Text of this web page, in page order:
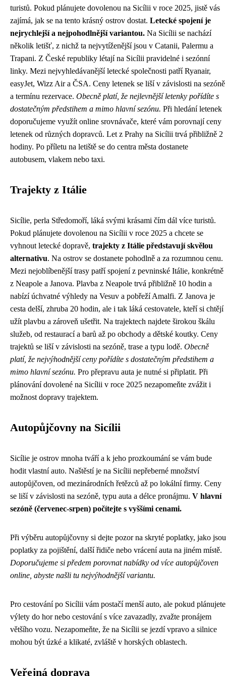
turistů. Pokud plánujete dovolenou na Sicílii v roce 2025, jistě vás
zajímá, jak se na tento krásný ostrov dostat. Letecké spojení je
nejrychlejší a nejpohodlnější variantou. Na Sicílii se nachází
několik letišť, z nichž ta nejvytíženější jsou v Catanii, Palermu a
Trapani. Z České republiky létají na Sicílii pravidelné i sezónní
linky. Mezi nejvyhledávanější letecké společnosti patří Ryanair,
easyJet, Wizz Air a ČSA. Ceny letenek se liší v závislosti na sezóně
a termínu rezervace. Obecně platí, že nejlevnější letenky pořídíte s
dostatečným předstihem a mimo hlavní sezónu. Při hledání letenek
doporučujeme využít online srovnávače, které vám porovnají ceny
letenek od různých dopravců. Let z Prahy na Sicílii trvá přibližně 2
hodiny. Po příletu na letiště se do centra města dostanete
autobusem, vlakem nebo taxi.
Trajekty z Itálie
Sicílie, perla Středomoří, láká svými krásami čím dál více turistů.
Pokud plánujete dovolenou na Sicílii v roce 2025 a chcete se
vyhnout letecké dopravě, trajekty z Itálie představují skvělou
alternativu. Na ostrov se dostanete pohodlně a za rozumnou cenu.
Mezi nejoblíbenější trasy patří spojení z pevninské Itálie, konkrétně
z Neapole a Janova. Plavba z Neapole trvá přibližně 10 hodin a
nabízí úchvatné výhledy na Vesuv a pobřeží Amalfi. Z Janova je
cesta delší, zhruba 20 hodin, ale i tak láká cestovatele, kteří si chtějí
užít plavbu a zároveň ušetřit. Na trajektech najdete širokou škálu
služeb, od restaurací a barů až po obchody a dětské koutky. Ceny
trajektů se liší v závislosti na sezóně, trase a typu lodě. Obecně
platí, že nejvýhodnější ceny pořídíte s dostatečným předstihem a
mimo hlavní sezónu. Pro přepravu auta je nutné si připlatit. Při
plánování dovolené na Sicílii v roce 2025 nezapomeňte zvážit i
možnost dopravy trajektem.
Autopůjčovny na Sicílii
Sicílie je ostrov mnoha tváří a k jeho prozkoumání se vám bude
hodit vlastní auto. Naštěstí je na Sicílii nepřeberné množství
autopůjčoven, od mezinárodních řetězců až po lokální firmy. Ceny
se liší v závislosti na sezóně, typu auta a délce pronájmu. V hlavní
sezóně (červenec-srpen) počítejte s vyššími cenami.
Při výběru autopůjčovny si dejte pozor na skryté poplatky, jako jsou
poplatky za pojištění, další řidiče nebo vrácení auta na jiném místě.
Doporučujeme si předem porovnat nabídky od více autopůjčoven
online, abyste našli tu nejvýhodnější variantu.
Pro cestování po Sicílii vám postačí menší auto, ale pokud plánujete
výlety do hor nebo cestování s více zavazadly, zvažte pronájem
většího vozu. Nezapomeňte, že na Sicílii se jezdí vpravo a silnice
mohou být úzké a klikaté, zvláště v horských oblastech.
Veřejná doprava